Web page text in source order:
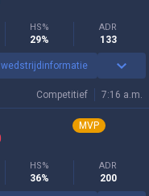
HS%
29%
ADR
133
wedstrijdinformatie
Competitief 7:16 a.m.
MVP
HS%
36%
ADR
200